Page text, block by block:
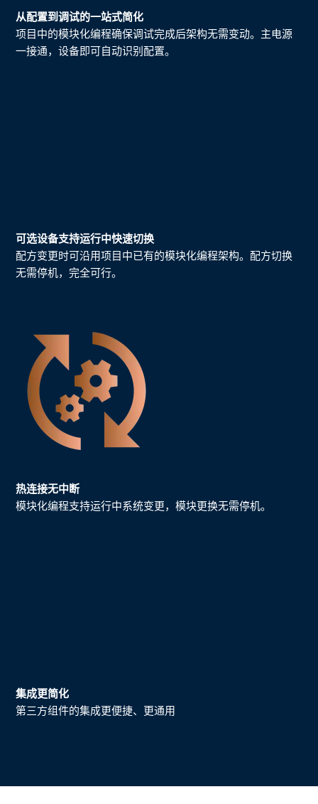
从配置到调试的一站式简化
项目中的模块化编程确保调试完成后架构无需变动。主电源
一接通，设备即可自动识别配置。
可选设备支持运行中快速切换
配方变更时可沿用项目中已有的模块化编程架构。配方切换
无需停机，完全可行。
热连接无中断
模块化编程支持运行中系统变更，模块更换无需停机。
集成更简化
第三方组件的集成更便捷、更通用